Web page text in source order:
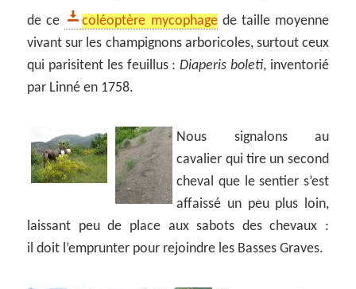
de ce
coléoptère mycophagede taille moyenne
vivant sur les champignons arboricoles, surtout ceux
qui parisitent les feuillus :Diaperis boleti, inventorié
par Linné en 1758.
Nous signalons au
cavalier qui tire un second
cheval que le sentier s’est
affaissé un peu plus loin,
laissant peu de place aux sabots des chevaux :
il doit l’emprunter pour rejoindre les Basses Graves.